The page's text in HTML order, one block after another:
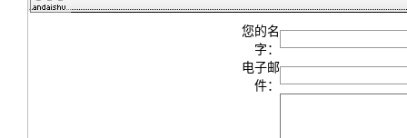
您的名
字：
电子邮
件：